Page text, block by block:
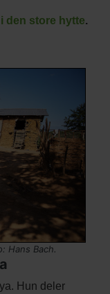
den store hytte.
Hans Bach.
Hun deler